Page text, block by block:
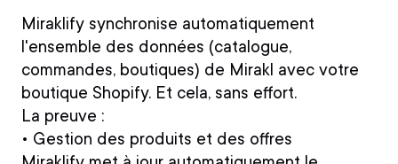
Miraklify synchronise automatiquement
l'ensemble des données (catalogue,
commandes, boutiques) de Mirakl avec votre
boutique Shopify. Et cela, sans effort.
La preuve :
• Gestion des produits et des offres